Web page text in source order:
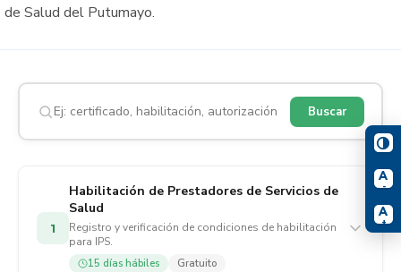
A
-
A
+
de Salud del Putumayo.
Buscar
1
Habilitación de Prestadores de Servicios de
Salud
Registro y verificación de condiciones de habilitación
para IPS.
15 días hábiles Gratuito